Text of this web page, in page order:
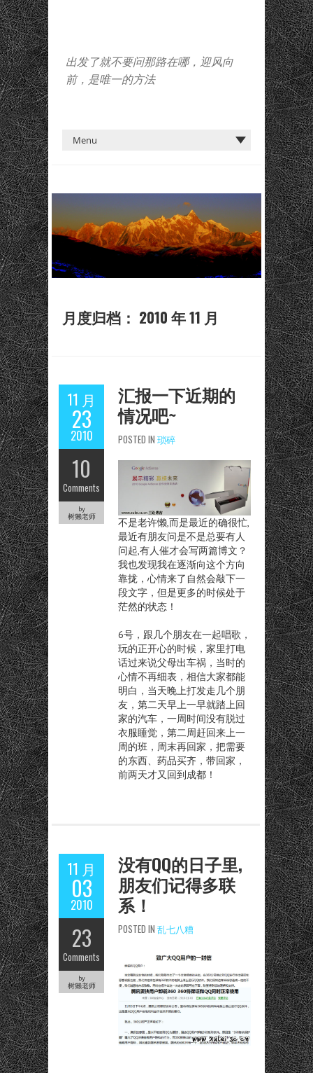
出发了就不要问那路在哪，迎风向
前，是唯一的方法
月度归档： 2010 年 11 月
11 月
23
2010
10
Comments
by
树獭老师
汇报一下近期的
情况吧~
POSTED IN 琐碎
不是老许懒,而是最近的确很忙,
最近有朋友问是不是总要有人
问起,有人催才会写两篇博文？
我也发现我在逐渐向这个方向
靠拢，心情来了自然会敲下一
段文字，但是更多的时候处于
茫然的状态！
6号，跟几个朋友在一起唱歌，
玩的正开心的时候，家里打电
话过来说父母出车祸，当时的
心情不再细表，相信大家都能
明白，当天晚上打发走几个朋
友，第二天早上一早就踏上回
家的汽车，一周时间没有脱过
衣服睡觉，第二周赶回来上一
周的班，周末再回家，把需要
的东西、药品买齐，带回家，
前两天才又回到成都！
11 月
03
2010
23
Comments
by
树獭老师
没有QQ的日子里,
朋友们记得多联
系！
POSTED IN 乱七八糟